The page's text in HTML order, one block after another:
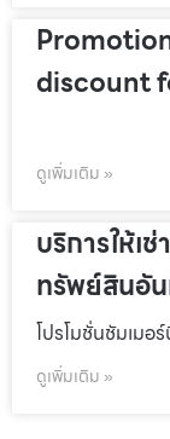
discount
ดูเพิ่มเติม »
บริการให้เ
ทรัพย์สินอั
โปรโมชั่นชัมเมอ
ดูเพิ่มเติม »